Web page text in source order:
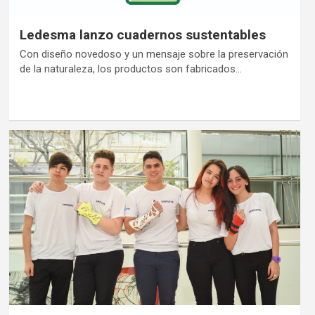
Ledesma lanzo cuadernos sustentables
Con diseño novedoso y un mensaje sobre la preservación
de la naturaleza, los productos son fabricados…